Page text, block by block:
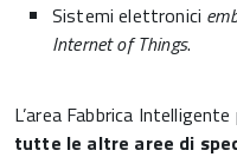
Sistemi elettronici
Internet of Things.
L’area Fabbrica
tutte le altre aree di